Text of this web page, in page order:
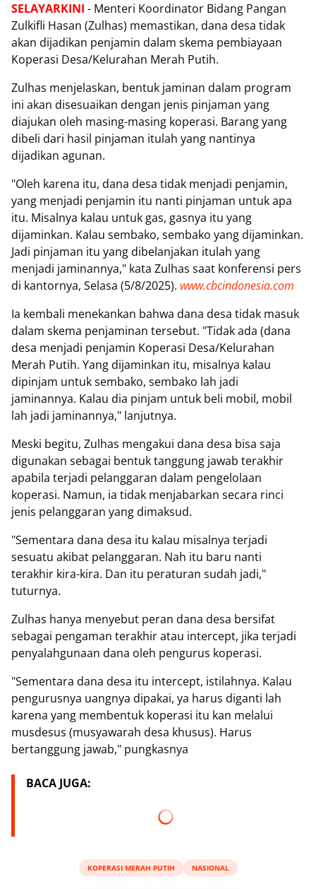
SELAYARKINI - Menteri Koordinator Bidang Pangan
Zulkifli Hasan (Zulhas) memastikan, dana desa tidak
akan dijadikan penjamin dalam skema pembiayaan
Koperasi Desa/Kelurahan Merah Putih.
‎Zulhas menjelaskan, bentuk jaminan dalam program
ini akan disesuaikan dengan jenis pinjaman yang
diajukan oleh masing-masing koperasi. Barang yang
dibeli dari hasil pinjaman itulah yang nantinya
dijadikan agunan.
‎"Oleh karena itu, dana desa tidak menjadi penjamin,
yang menjadi penjamin itu nanti pinjaman untuk apa
itu. Misalnya kalau untuk gas, gasnya itu yang
dijaminkan. Kalau sembako, sembako yang dijaminkan.
Jadi pinjaman itu yang dibelanjakan itulah yang
menjadi jaminannya," kata Zulhas saat konferensi pers
di kantornya, Selasa (5/8/2025). www.cbcindonesia.com
‎Ia kembali menekankan bahwa dana desa tidak masuk
dalam skema penjaminan tersebut. "Tidak ada (dana
desa menjadi penjamin Koperasi Desa/Kelurahan
Merah Putih. Yang dijaminkan itu, misalnya kalau
dipinjam untuk sembako, sembako lah jadi
jaminannya. Kalau dia pinjam untuk beli mobil, mobil
lah jadi jaminannya," lanjutnya.
‎Meski begitu, Zulhas mengakui dana desa bisa saja
digunakan sebagai bentuk tanggung jawab terakhir
apabila terjadi pelanggaran dalam pengelolaan
koperasi. Namun, ia tidak menjabarkan secara rinci
jenis pelanggaran yang dimaksud.
‎"Sementara dana desa itu kalau misalnya terjadi
sesuatu akibat pelanggaran. Nah itu baru nanti
terakhir kira-kira. Dan itu peraturan sudah jadi,"
tuturnya.
‎Zulhas hanya menyebut peran dana desa bersifat
sebagai pengaman terakhir atau intercept, jika terjadi
penyalahgunaan dana oleh pengurus koperasi.
‎"Sementara dana desa itu intercept, istilahnya. Kalau
pengurusnya uangnya dipakai, ya harus diganti lah
karena yang membentuk koperasi itu kan melalui
musdesus (musyawarah desa khusus). Harus
bertanggung jawab," pungkasnya
BACA JUGA:
KOPERASI MERAH PUTIH NASIONAL